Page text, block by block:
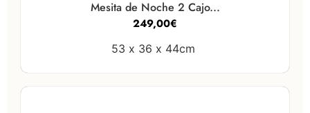
Mesita de Noche 2 Cajo...
249,00€
53 x 36 x 44cm